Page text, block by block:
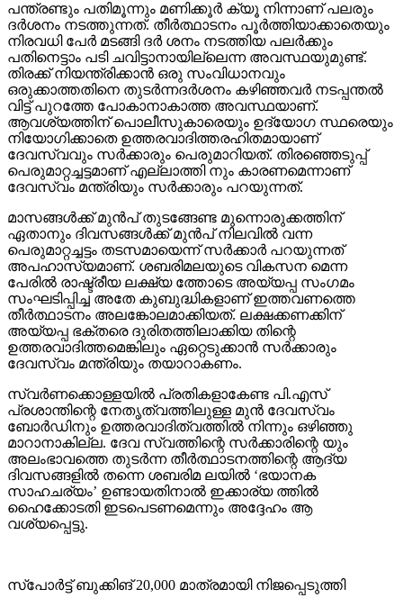
പന്ത്രണ്ടും പതിമൂന്നും മണിക്കൂര്‍ ക്യൂ നിന്നാണ് പലരും
ദര്‍ശനം നടത്തുന്നത്. തീര്‍ത്ഥാടനം പൂര്‍ത്തിയാക്കാതെയും
നിരവധി പേര്‍ മടങ്ങി ദര്‍ ശനം നടത്തിയ പലര്‍ക്കും
പതിനെട്ടാം പടി ചവിട്ടാനായില്ലെന്ന അവസ്ഥയുമുണ്ട്.
തിരക്ക് നിയന്ത്രിക്കാന്‍ ഒരു സംവിധാനവും
ഒരുക്കാത്തതിനെ തുടര്‍ന്നദര്‍ശനം കഴിഞ്ഞവര്‍ നടപ്പന്തല്‍
വിട്ട് പുറത്തേ പോകാനാകാത്ത അവസ്ഥയാണ്.
ആവശ്യത്തിന് പൊലീസുകാരെയും ഉദ്യോഗ സ്ഥരെയും
നിയോഗിക്കാതെ ഉത്തരവാദിത്തരഹിതമായാണ്
ദേവസ്വവും സര്‍ക്കാരും പെരുമാറിയത്. തിരഞ്ഞെടുപ്പ്
പെരുമാറ്റച്ചട്ടമാണ് എല്ലാത്തി നും കാരണമെന്നാണ്
ദേവസ്വം മന്ത്രിയും സര്‍ക്കാരും പറയുന്നത്.
മാസങ്ങള്‍ക്ക് മുന്‍പ് തുടങ്ങേണ്ട മുന്നൊരുക്കത്തിന്
ഏതാനും ദിവസങ്ങള്‍ക്ക് മുന്‍പ് നിലവില്‍ വന്ന
പെരുമാറ്റച്ചട്ടം തടസമായെന്ന് സര്‍ക്കാര്‍ പറയുന്നത്
അപഹാസ്യമാണ്. ശബരിമലയുടെ വികസന മെന്ന
പേരില്‍ രാഷ്ട്രീയ ലക്ഷ്യ ത്തോടെ അയ്യപ്പ സംഗമം
സംഘടിപ്പിച്ച അതേ കുബുദ്ധികളാണ് ഇത്തവണത്തെ
തീര്‍ത്ഥാടനം അലങ്കോലമാക്കിയത്. ലക്ഷക്കണക്കിന്
അയ്യപ്പ ഭക്തരെ ദുരിതത്തിലാക്കിയ തിന്റെ
ഉത്തരവാദിത്തമെങ്കിലും ഏറ്റെടുക്കാന്‍ സര്‍ക്കാരും
ദേവസ്വം മന്ത്രിയും തയാറാകണം.
സ്വര്‍ണക്കൊള്ളയില്‍ പ്രതികളാകേണ്ട പി.എസ്
പ്രശാന്തിന്റെ നേതൃത്വത്തിലുള്ള മുന്‍ ദേവസ്വം
ബോര്‍ഡിനും ഉത്തരവാദിത്വത്തില്‍ നിന്നും ഒഴിഞ്ഞു
മാറാനാകില്ല. ദേവ സ്വത്തിന്റെ സര്‍ക്കാരിന്റെ യും
അലംഭാവത്തെ തുടര്‍ന്ന തീര്‍ത്ഥാടനത്തിന്റെ ആദ്യ
ദിവസങ്ങളില്‍ തന്നെ ശബരിമ ലയില്‍ ‘ഭയാനക
സാഹചര്യം’ ഉണ്ടായതിനാല്‍ ഇക്കാര്യ ത്തില്‍
ഹൈക്കോടതി ഇടപെടണമെന്നും അദ്ദേഹം ആ
വശ്യപ്പെട്ടു.
സ്‌പോര്‍ട്ട് ബുക്കിങ് 20,000 മാത്രമായി നിജപ്പെടുത്തി